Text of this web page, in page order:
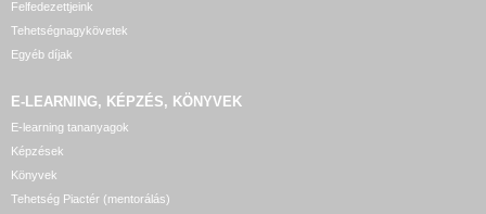
Felfedezettjeink
Tehetségnagykövetek
Egyéb díjak
E-LEARNING, KÉPZÉS, KÖNYVEK
E-learning tananyagok
Képzések
Könyvek
Tehetség Piactér (mentorálás)